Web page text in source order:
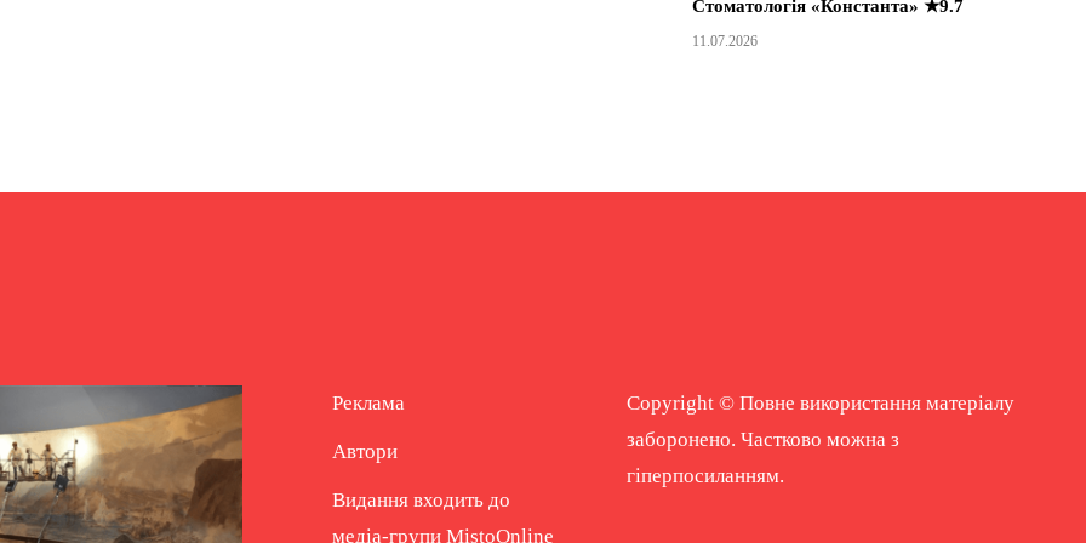
Стоматологія «Константа» ★9.7
11.07.2026
Реклама
Автори
Видання входить до
медіа-групи MistoOnline
Copyright © Повне використання матеріалу
заборонено. Частково можна з
гіперпосиланням.